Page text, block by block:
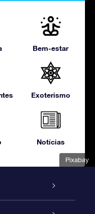
Pixabay
Bem-estar
Exoterismo
Notícias